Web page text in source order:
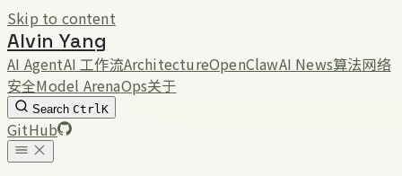
Skip to content
Alvin Yang
AI AgentAI 工作流ArchitectureOpenClawAI News算法网络
安全Model ArenaOps关于
Search CtrlK
GitHub